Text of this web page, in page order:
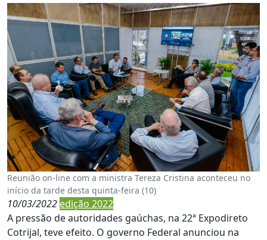
Reunião on-line com a ministra Tereza Cristina aconteceu no
início da tarde desta quinta-feira (10)
10/03/2022 edição 2022
A pressão de autoridades gaúchas, na 22ª Expodireto
Cotrijal, teve efeito. O governo Federal anunciou na